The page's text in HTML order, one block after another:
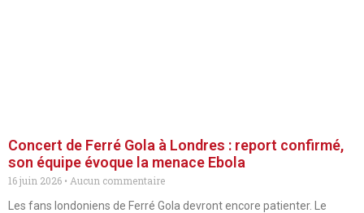
Concert de Ferré Gola à Londres : report confirmé,
son équipe évoque la menace Ebola
16 juin 2026
Aucun commentaire
Les fans londoniens de Ferré Gola devront encore patienter. Le